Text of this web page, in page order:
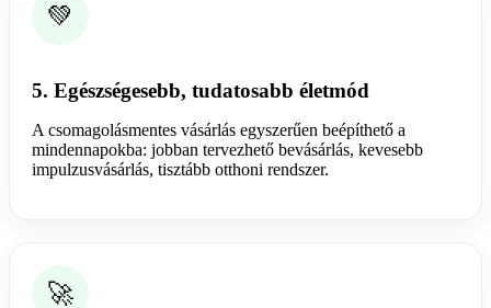
💚
5. Egészségesebb, tudatosabb életmód
A csomagolásmentes vásárlás egyszerűen beépíthető a
mindennapokba: jobban tervezhető bevásárlás, kevesebb
impulzusvásárlás, tisztább otthoni rendszer.
🚀